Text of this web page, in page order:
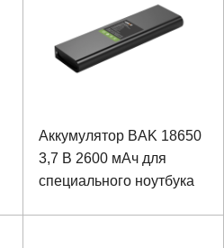
Аккумулятор BAK 18650
3,7 В 2600 мАч для
специального ноутбука